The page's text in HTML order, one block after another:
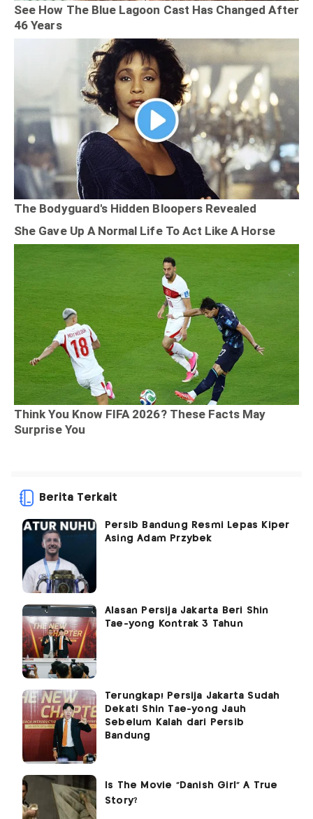
Berita Terkait
Persib Bandung Resmi Lepas Kiper
Asing Adam Przybek
Alasan Persija Jakarta Beri Shin
Tae-yong Kontrak 3 Tahun
Terungkap! Persija Jakarta Sudah
Dekati Shin Tae-yong Jauh
Sebelum Kalah dari Persib
Bandung